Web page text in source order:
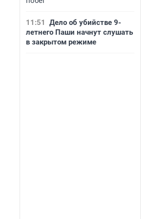
11:51
Дело об убийстве 9-
летнего Паши начнут слушать
в закрытом режиме